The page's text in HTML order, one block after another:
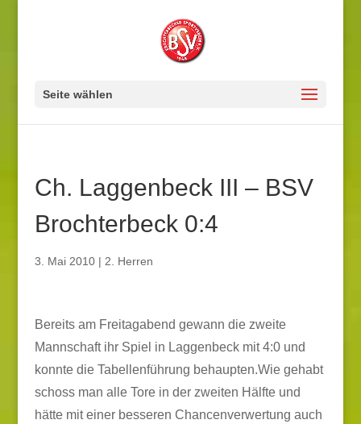
Seite wählen
Ch. Laggenbeck III – BSV
Brochterbeck 0:4
3. Mai 2010| 2. Herren
Bereits am Freitagabend gewann die zweite
Mannschaft ihr Spiel in Laggenbeck mit 4:0 und
konnte die Tabellenführung behaupten.Wie gehabt
schoss man alle Tore in der zweiten Hälfte und
hätte mit einer besseren Chancenverwertung auch